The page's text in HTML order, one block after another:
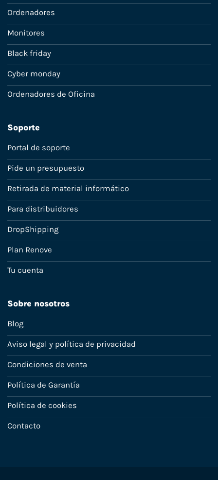
Ordenadores
Monitores
Black friday
Cyber monday
Ordenadores de Oficina
Soporte
Portal de soporte
Pide un presupuesto
Retirada de material informático
Para distribuidores
DropShipping
Plan Renove
Tu cuenta
Sobre nosotros
Blog
Aviso legal y política de privacidad
Condiciones de venta
Política de Garantía
Política de cookies
Contacto